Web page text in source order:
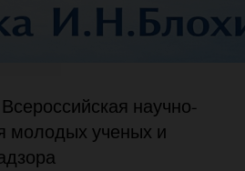
научно-
молодых ученых и